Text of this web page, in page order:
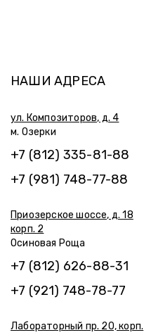
НАШИ АДРЕСА
ул. Композиторов, д. 4
м. Озерки
+7 (812) 335-81-88
+7 (981) 748-77-88
Приозерское шоссе, д. 18
корп. 2
Осиновая Роща
+7 (812) 626-88-31
+7 (921) 748-78-77
Лабораторный пр. 20, корп.